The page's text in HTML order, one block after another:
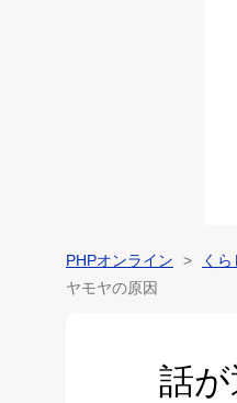
PHPオンライン くら
ヤモヤの原因
話